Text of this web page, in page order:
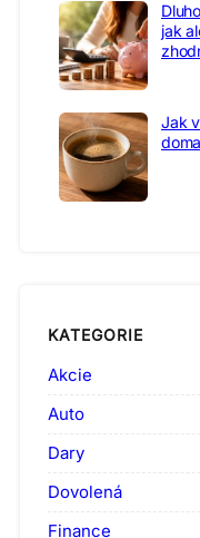
jak
Jak
KATEGORIE
Akcie
Auto
Dary
Dovolená
Finance